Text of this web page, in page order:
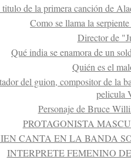
de la primera canción de
Como se llama la
Director de
Qué india se enamora de un
Quién es el
del guion, compositor de la
pelicula
Personaje de Bruce
PROTAGONISTA
CANTA EN LA BANDA
INTERPRETE FEMENINO